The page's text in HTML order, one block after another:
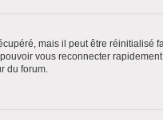
mais il peut être
vous reconnecter
du forum.